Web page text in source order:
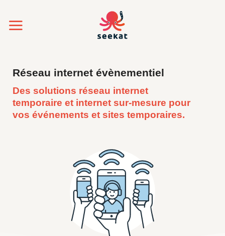
contenu
Réseau internet évènementiel
Des solutions réseau internet
temporaire et internet sur-mesure pour
vos événements et sites temporaires.